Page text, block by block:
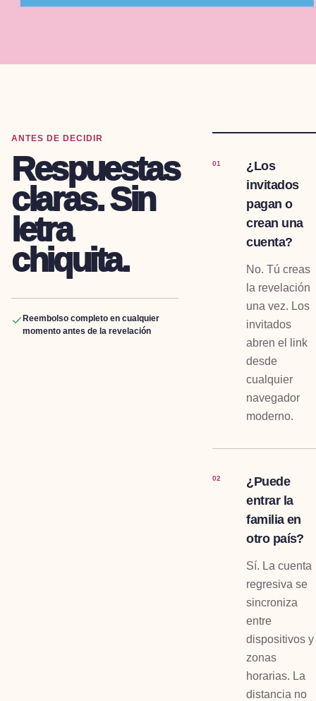
ANTES DE DECIDIR
Respuestas
claras. Sin
letra
chiquita.
Reembolso completo en cualquier
momento antes de la revelación
01
¿Los
invitados
pagan o
crean una
cuenta?
No. Tú creas
la revelación
una vez. Los
invitados
abren el link
desde
cualquier
navegador
moderno.
02
¿Puede
entrar la
familia en
otro país?
Sí. La cuenta
regresiva se
sincroniza
entre
dispositivos y
zonas
horarias. La
distancia no